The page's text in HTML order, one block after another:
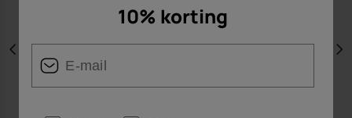
Vorige
10% korting